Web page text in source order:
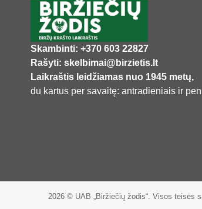
Skambinti: +370 603 22827
Rašyti: skelbimai@birzietis.lt
Laikraštis leidžiamas nuo 1945 metų,
du kartus per savaitę: antradieniais ir
2026 © UAB „Biržiečių žodis“. Visos teisės